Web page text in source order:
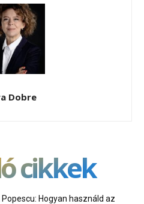
Dobre
cikkek
Popescu: Hogyan használd az